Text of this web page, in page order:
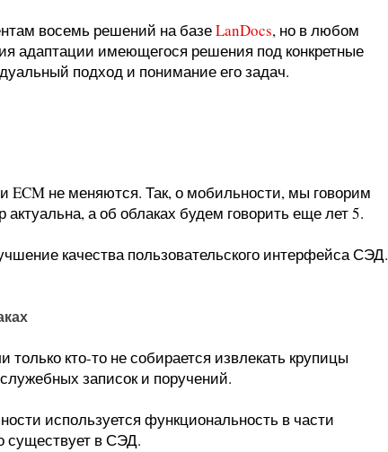
восемь решений на базеLanDocs, но в любом
адаптации имеющегося решения под конкретные
подход и понимание его задач.
не меняются. Так, о мобильности, мы говорим
а об облаках будем говорить еще лет 5.
качества пользовательского интерфейса СЭД.
кто-то не собирается извлекать крупицы
записок и поручений.
используется функциональность в части
существует в СЭД.